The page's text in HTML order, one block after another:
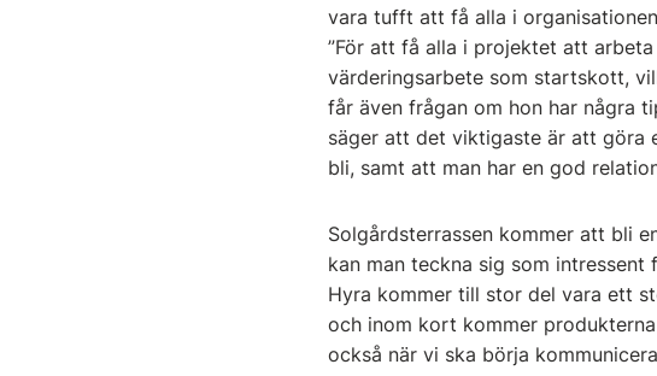
vara tufft att få alla i
”För att få alla i projektet att
värderingsarbete som startskott,
får även frågan om hon har några
säger att det viktigaste är att göra
bli, samt att man har en god
Solgårdsterrassen kommer att bli
kan man teckna sig som
Hyra kommer till stor del vara ett
och inom kort kommer
också när vi ska börja